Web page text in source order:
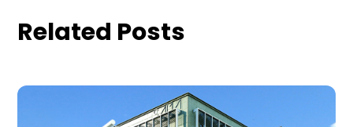
Related Posts